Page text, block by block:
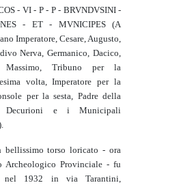
- VI - P - P - BRVNDVSINI -
- ET - MVNICIPES (A
Imperatore, Cesare, Augusto,
Nerva, Germanico, Dacico,
Massimo, Tribuno per la
volta, Imperatore per la
per la sesta, Padre della
Decurioni e i Municipali
bellissimo torso loricato - ora
Archeologico Provinciale - fu
nel 1932 in via Tarantini,